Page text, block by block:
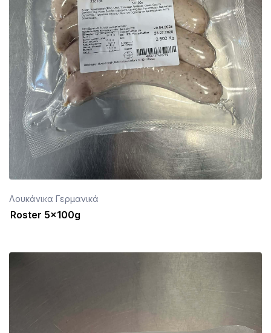
Λουκάνικα Γερμανικά
Roster 5x100g